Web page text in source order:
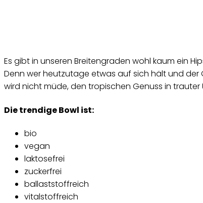
Es gibt in unseren Breitengraden wohl kaum ein
Denn wer heutzutage etwas auf sich hält und der
wird nicht müde, den tropischen Genuss in trauter
Die trendige Bowl ist:
bio
vegan
laktosefrei
zuckerfrei
ballaststoffreich
vitalstoffreich